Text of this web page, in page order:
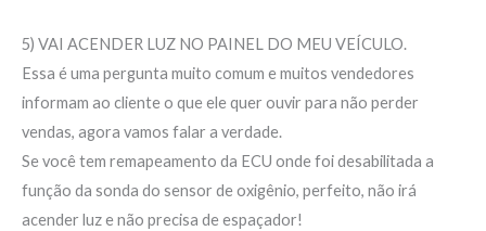
5) VAI ACENDER LUZ NO PAINEL DO MEU VEÍCULO.
Essa é uma pergunta muito comum e muitos vendedores
informam ao cliente o que ele quer ouvir para não perder
vendas, agora vamos falar a verdade.
Se você tem remapeamento da ECU onde foi desabilitada a
função da sonda do sensor de oxigênio, perfeito, não irá
acender luz e não precisa de espaçador!